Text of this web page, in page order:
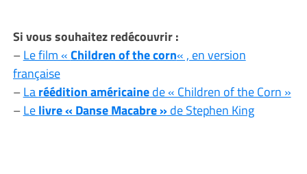
Si vous souhaitez redécouvrir :
–Le film «Children of the corn« , en version
française
–Laréédition américainede « Children of the Corn »
–Lelivre « Danse Macabre »de Stephen King